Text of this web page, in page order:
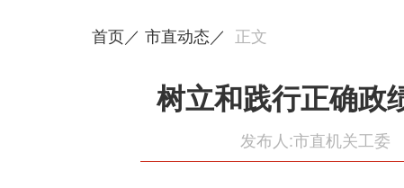
首页／ 市直动态／ 正文
树立和践行正确政
发布人:市直机关工委